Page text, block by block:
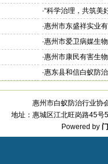
·“科学治理，共筑美
·惠州市东盛祥实业
·惠州市爱卫病媒生
·惠州市康民有害生
害消杀站
·惠东县和信白蚁防
惠州市白蚁防治行业协
地址：惠城区江北旺岗路45
Powered by